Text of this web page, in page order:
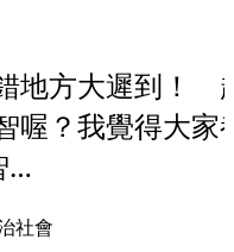
地方大遲到！
喔？我覺得大家
…
社會